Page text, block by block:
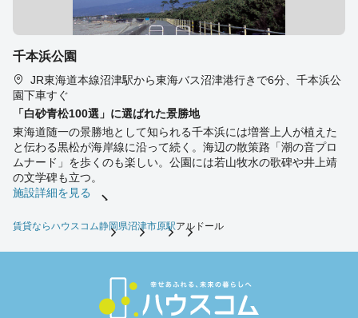
千本浜公園
JR東海道本線沼津駅から東海バス沼津港行きで6分、千本浜公
園下車すぐ
「白砂青松100選」に選ばれた景勝地
東海道随一の景勝地として知られる千本浜には増誉上人が植えた
と伝わる黒松が海岸線に沿って続く。海辺の散策路「潮の音プロ
ムナード」を歩くのも楽しい。公園には若山牧水の歌碑や井上靖
の文学碑も立つ。
施設詳細を見る
賃貸ならハウスコム静岡県沼津市原駅アルドール